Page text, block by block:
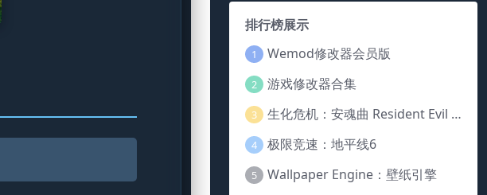
排行榜展示
1 Wemod修改器会员版
2 游戏修改器合集
3 生化危机：安魂曲 Resident Evil Requiem
4 极限竞速：地平线6
5 Wallpaper Engine：壁纸引擎